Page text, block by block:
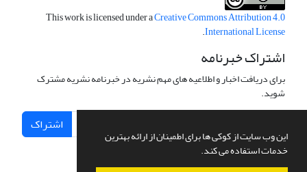
این وب سایت از کوکی ها برای اطمینان از ارائه بهترین
خدمات استفاده می کند.
This work is licensed under aCreative Commons Attribution 4.0
International License
.
اشتراک خبرنامه
برای دریافت اخبار و اطلاعیه های مهم نشریه در خبرنامه نشریه مشترک
شوید.
اشتراک